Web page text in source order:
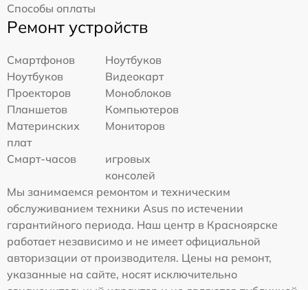
Способы оплаты
Ремонт устройств
Смартфонов
Ноутбуков
Ноутбуков
Видеокарт
Проекторов
Моноблоков
Планшетов
Компьютеров
Материнских
плат
Мониторов
Смарт-часов
игровых
консолей
Мы занимаемся ремонтом и техническим
обслуживанием техники Asus по истечении
гарантийного периода. Наш центр в Красноярске
работает независимо и не имеет официальной
авторизации от производителя. Цены на ремонт,
указанные на сайте, носят исключительно